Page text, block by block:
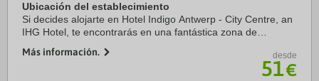
Ubicación del establecimiento
Si decides alojarte en Hotel Indigo Antwerp - City Centre, an
IHG Hotel, te encontrarás en una fantástica zona de
coche de Sportpaleis y a 6 de Plaza ...
Más información. desde
51€